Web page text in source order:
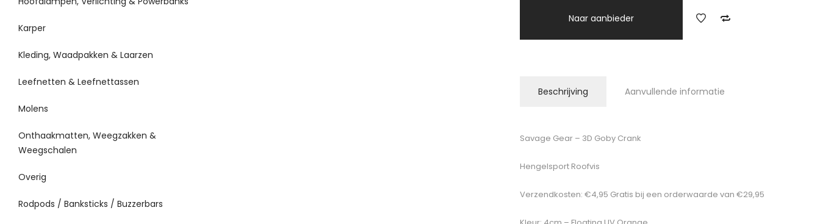
Naar aanbieder
Beschrijving Aanvullende informatie
Savage Gear – 3D Goby Crank
Hengelsport Roofvis
Verzendkosten: €4,95 Gratis bij een orderwaarde van €29,95
Karper
Kleding, Waadpakken & Laarzen
Leefnetten & Leefnettassen
Molens
Onthaakmatten, Weegzakken &
Weegschalen
Overig
Rodpods / Banksticks / Buzzerbars